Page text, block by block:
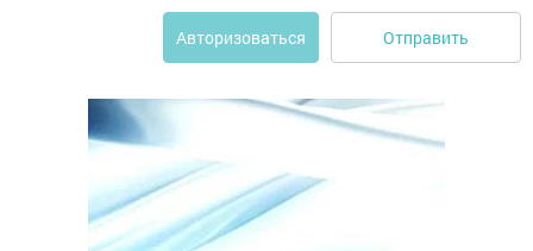
Авторизоваться Отправить